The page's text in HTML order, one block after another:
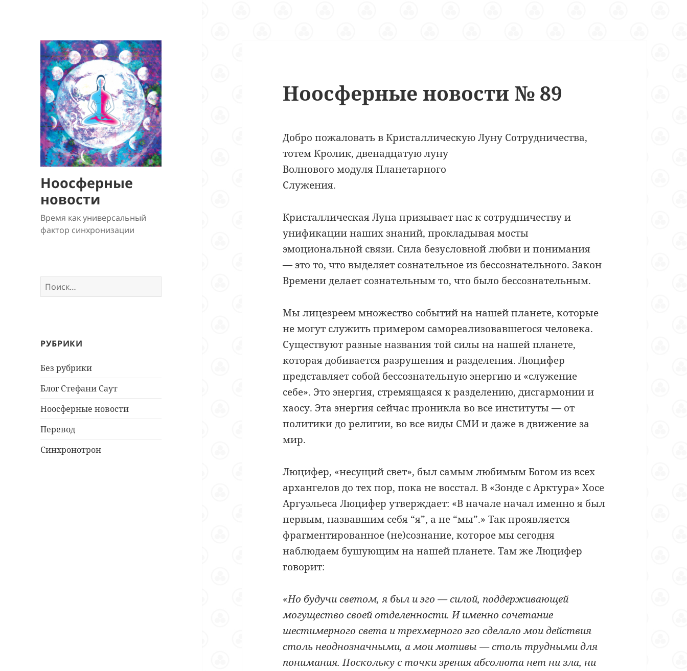
Ноосферные
новости
Время как универсальный
фактор синхронизации
Найти:
РУБРИКИ
Без рубрики
Блог Стефани Саут
Ноосферные новости
Перевод
Синхронотрон
Ноосферные новости № 89
Добро пожаловать в Кристаллическую Луну Сотрудничества,
тотемКролик, двенадцатую луну
Волнового модуля Планетарного
Служения.
Кристаллическая Луна призывает нас к сотрудничеству и
унификации наших знаний, прокладывая мосты
эмоциональной связи. Сила безусловной любви и понимания
— это то, что выделяет сознательное из бессознательного. Закон
Времени делает сознательным то, что было бессознательным.
Мы лицезреем множество событий на нашей планете, которые
не могут служить примером самореализовавшегося человека.
Существуют разные названия той силы на нашей планете,
которая добивается разрушения и разделения. Люцифер
представляет собой бессознательную энергию и «служение
себе». Это энергия, стремящаяся к разделению, дисгармонии и
хаосу. Эта энергия сейчас проникла во все институты — от
политики до религии, во все виды СМИ и даже в движение за
мир.
Люцифер, «несущий свет», был самым любимым Богом из всех
архангелов до тех пор, пока не восстал. В «Зонде с Арктура» Хосе
Аргуэльеса Люцифер утверждает: «В начале начал именно я был
первым, назвавшим себя “я”, а не “мы”.» Так проявляется
фрагментированное (не)сознание, которое мы сегодня
наблюдаем бушующим на нашей планете. Там же Люцифер
говорит:
«Но будучи светом, я был и эго — силой, поддерживающей
могущество своей отделенности. И именно сочетание
шестимерного света и трехмерного эго сделало мои действия
столь неоднозначными, а мои мотивы — столь трудными для
понимания. Поскольку с точки зрения абсолюта нет ни зла, ни